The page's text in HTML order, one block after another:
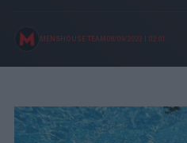
MENSHOUSE TEAM 08/09/2023 02:01